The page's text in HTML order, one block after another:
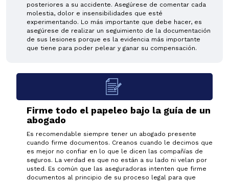
posteriores a su accidente. Asegúrese de comentar cada
molestia, dolor e insensibilidades que esté
experimentando. Lo más importante que debe hacer, es
asegúrese de realizar un seguimiento de la documentación
de sus lesiones porque es la evidencia más importante
que tiene para poder pelear y ganar su compensación.
Firme todo el papeleo bajo la guía de un
abogado
Es recomendable siempre tener un abogado presente
cuando firme documentos. Creanos cuando le decimos que
es mejor no confiar en lo que le dicen las compañías de
seguros. La verdad es que no están a su lado ni velan por
usted. Es común que las aseguradoras intenten que firme
documentos al principio de su proceso legal para que